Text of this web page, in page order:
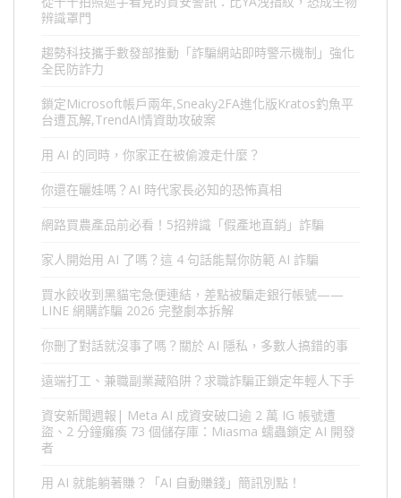
辨識罩門
趨勢科技攜手數發部推動「詐騙網站即時警示機制」強化
全民防詐力
鎖定Microsoft帳戶兩年,Sneaky2FA進化版Kratos釣魚平
台遭瓦解,TrendAI情資助攻破案
用 AI 的同時，你家正在被偷渡走什麼？
你還在曬娃嗎？AI 時代家長必知的恐怖真相
網路買農產品前必看！5招辨識「假產地直銷」詐騙
家人開始用 AI 了嗎？這 4 句話能幫你防範 AI 詐騙
買水餃收到黑貓宅急便連結，差點被騙走銀行帳號——
LINE 網購詐騙 2026 完整劇本拆解
你刪了對話就沒事了嗎？關於 AI 隱私，多數人搞錯的事
遠端打工、兼職副業藏陷阱？求職詐騙正鎖定年輕人下手
資安新聞週報| Meta AI 成資安破口逾 2 萬 IG 帳號遭
盜、2 分鐘癱瘓 73 個儲存庫：Miasma 蠕蟲鎖定 AI 開發
者
用 AI 就能躺著賺？「AI 自動賺錢」簡訊別點！